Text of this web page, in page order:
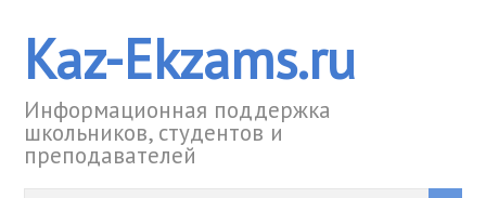
Kaz-Ekzams.ru
Информационная поддержка
школьников, студентов и
преподавателей